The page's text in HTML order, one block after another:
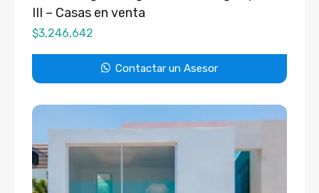
III – Casas en venta
$3,246,642
Contactar un Asesor